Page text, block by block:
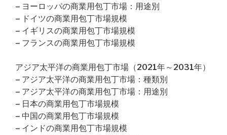
– ヨーロッパの商業用包丁市場：用途別
– ドイツの商業用包丁市場規模
– イギリスの商業用包丁市場規模
– フランスの商業用包丁市場規模
アジア太平洋の商業用包丁市場（2021年～2031年）
– アジア太平洋の商業用包丁市場：種類別
– アジア太平洋の商業用包丁市場：用途別
– 日本の商業用包丁市場規模
– 中国の商業用包丁市場規模
– インドの商業用包丁市場規模